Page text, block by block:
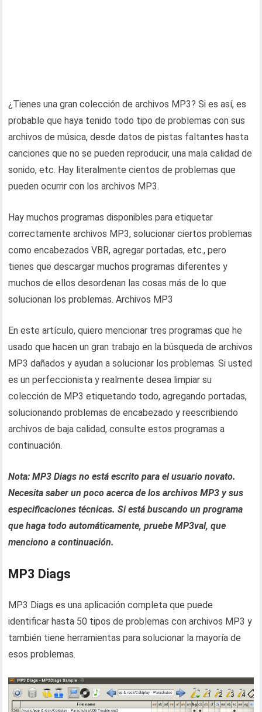
¿Tienes una gran colección de archivos MP3? Si es así, es
probable que haya tenido todo tipo de problemas con sus
archivos de música, desde datos de pistas faltantes hasta
canciones que no se pueden reproducir, una mala calidad de
sonido, etc. Hay literalmente cientos de problemas que
pueden ocurrir con los archivos MP3.
Hay muchos programas disponibles para etiquetar
correctamente archivos MP3, solucionar ciertos problemas
como encabezados VBR, agregar portadas, etc., pero
tienes que descargar muchos programas diferentes y
muchos de ellos desordenan las cosas más de lo que
solucionan los problemas. Archivos MP3
En este artículo, quiero mencionar tres programas que he
usado que hacen un gran trabajo en la búsqueda de archivos
MP3 dañados y ayudan a solucionar los problemas. Si usted
es un perfeccionista y realmente desea limpiar su
colección de MP3 etiquetando todo, agregando portadas,
solucionando problemas de encabezado y reescribiendo
archivos de baja calidad, consulte estos programas a
continuación.
Nota: MP3 Diags no está escrito para el usuario novato.
Necesita saber un poco acerca de los archivos MP3 y sus
especificaciones técnicas. Si está buscando un programa
que haga todo automáticamente, pruebe MP3val, que
menciono a continuación.
MP3 Diags
MP3 Diags es una aplicación completa que puede
identificar hasta 50 tipos de problemas con archivos MP3 y
también tiene herramientas para solucionar la mayoría de
esos problemas.